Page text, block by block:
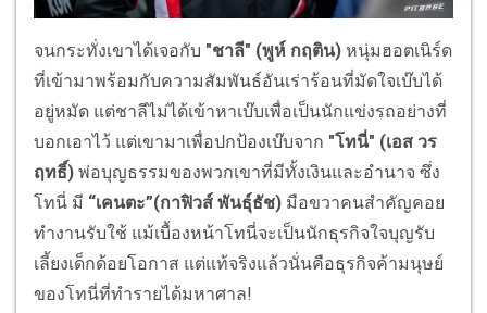
จนกระทั่งเขาได้เจอกับ "ชาลี" (พูห์ กฤติน) หนุ่มฮอตเนิร์ด
ที่เข้ามาพร้อมกับความสัมพันธ์อันเร่าร้อนที่มัดใจเบ๊บได้
อยู่หมัด แต่ชาลีไม่ได้เข้าหาเบ๊บเพื่อเป็นนักแข่งรถอย่างที่
บอกเอาไว้ แต่เขามาเพื่อปกป้องเบ๊บจาก "โทนี่" (เอส วร
ฤทธิ์) พ่อบุญธรรมของพวกเขาที่มีทั้งเงินและอำนาจ ซึ่ง
โทนี่ มี “เคนตะ”(กาฟิวส์ พันธุ์ธัช) มือขวาคนสำคัญคอย
ทำงานรับใช้ แม้เบื้องหน้าโทนี่จะเป็นนักธุรกิจใจบุญรับ
เลี้ยงเด็กด้อยโอกาส แต่แท้จริงแล้วนั่นคือธุรกิจค้ามนุษย์
ของโทนี่ที่ทำรายได้มหาศาล!